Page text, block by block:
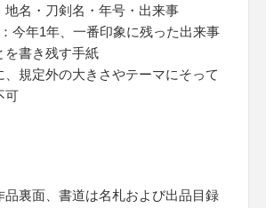
地名・刀剣名・年号・出来事
：今年1年、一番印象に残った出来事
を書き残す手紙
規定外の大きさやテーマにそって
可
裏面、書道は名札および出品目録